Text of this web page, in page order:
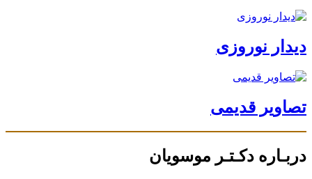
دیدار نوروزی
تصاویر قدیمی
دربـاره دکـتـر موسویان